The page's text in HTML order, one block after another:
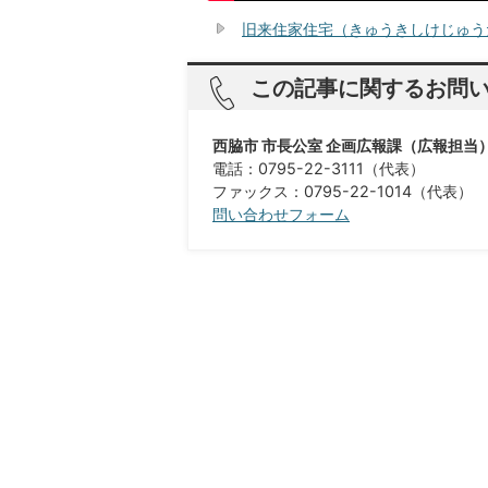
旧来住家住宅（きゅうきしけじゅう
この記事に関するお問
西脇市 市長公室 企画広報課（広報担当）
電話：0795-22-3111（代表）
ファックス：0795-22-1014（代表）
問い合わせフォーム